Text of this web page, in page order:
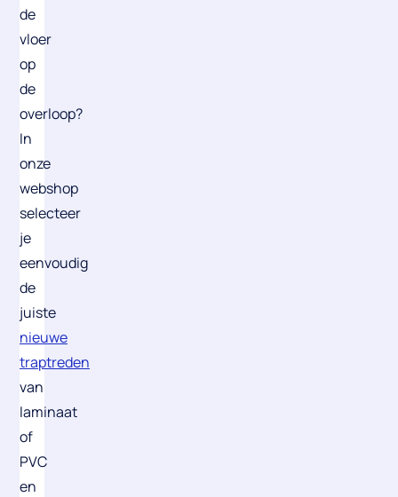
de
vloer
op
de
overloop?
In
onze
webshop
selecteer
je
eenvoudig
de
juiste
nieuwe
traptreden
van
laminaat
of
PVC
en